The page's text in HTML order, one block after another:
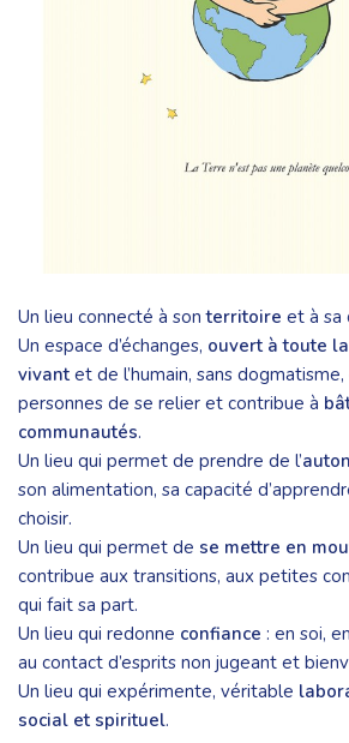
Un lieu connecté à sonterritoire et à sa
Un espace d’échanges, ouvert à toute
vivant et de l’humain, sans
personnes de se relier et contribue à
communautés.
Un lieu qui permet de prendre de l’
son alimentation, sa capacité
choisir.
Un lieu qui permet de se mettre en
contribue aux transitions, aux petites
qui fait sa part.
Un lieu qui redonne confiance : en soi,
au contact d’esprits non jugeant et
Un lieu qui expérimente, véritable
social et spirituel.